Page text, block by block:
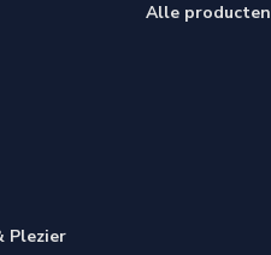
Plezier
Alle producten